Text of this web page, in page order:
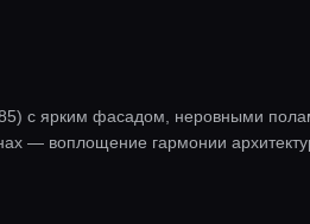
с ярким фасадом, неровными
— воплощение гармонии